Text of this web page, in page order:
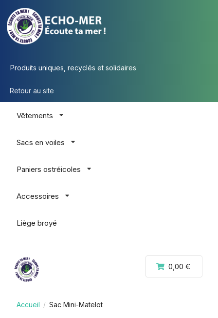
Produits uniques, recyclés et solidaires
Retour au site
Vêtements
Sacs en voiles
Paniers ostréicoles
Accessoires
Liège broyé
0,00 €
Accueil / Sac Mini-Matelot